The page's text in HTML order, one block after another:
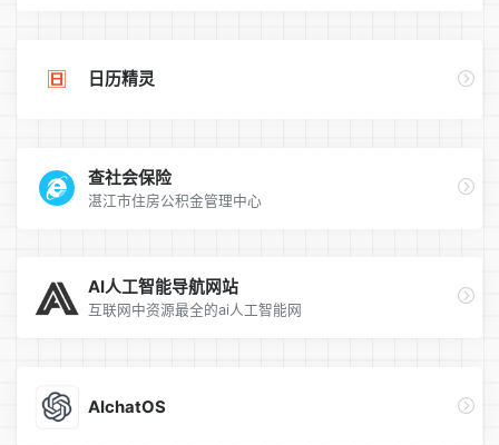
日历精灵
查社会保险
湛江市住房公积金管理中心
AI人工智能导航网站
互联网中资源最全的ai人工智能网
AIchatOS